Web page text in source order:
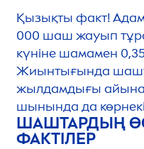
Қызықты факт!
000 шаш жауып
күніне шамамен
Жиынтығында
жылдамдығы айына
шынында да көрнекі
ШАШТАРДЫҢ
ФАКТІЛЕР